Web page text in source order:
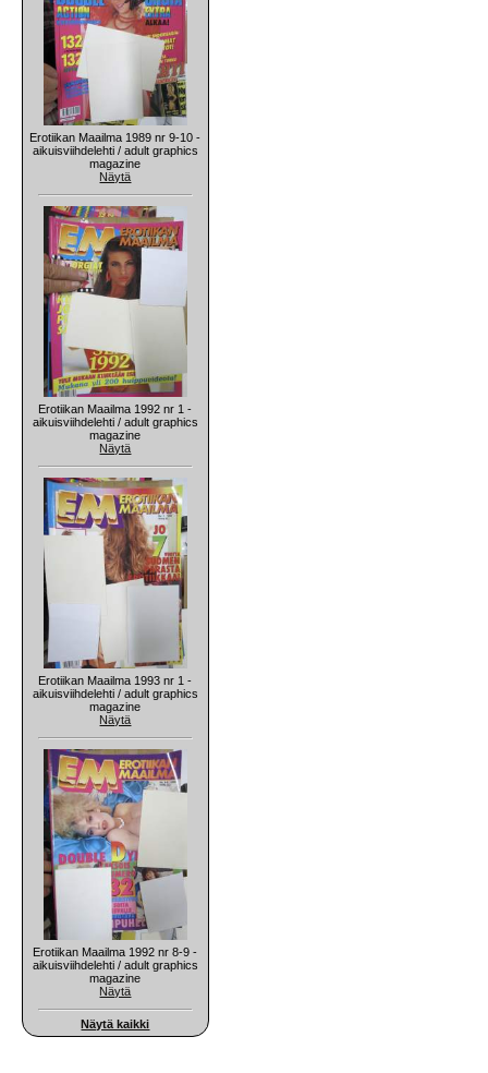
Erotiikan Maailma 1989 nr 9-10 -
aikuisviihdelehti / adult graphics
magazine
Näytä
Erotiikan Maailma 1992 nr 1 -
aikuisviihdelehti / adult graphics
magazine
Näytä
Erotiikan Maailma 1993 nr 1 -
aikuisviihdelehti / adult graphics
magazine
Näytä
Erotiikan Maailma 1992 nr 8-9 -
aikuisviihdelehti / adult graphics
magazine
Näytä
Näytä kaikki